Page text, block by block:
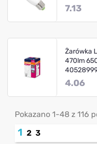
7.13
Żarówka
470lm
4.06
Pokazano 1-48 z 116
1 2 3